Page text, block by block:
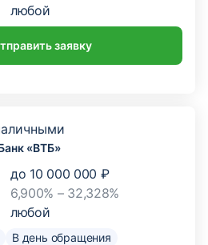
любой
заявку
«ВТБ»
до 10 000 000 ₽
6,900% – 32,328%
любой
В день обращения